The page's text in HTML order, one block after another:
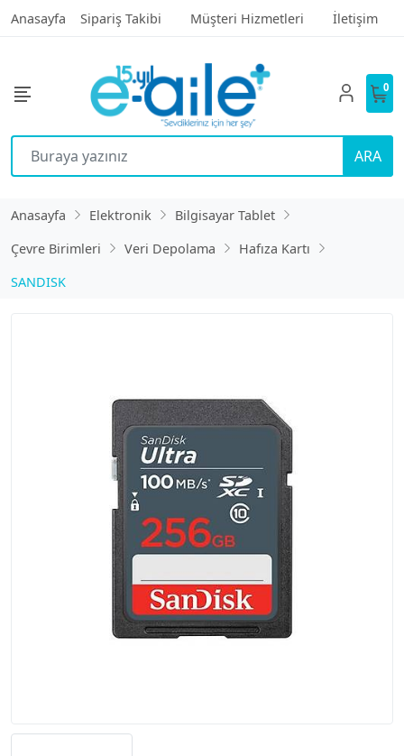
Anasayfa Sipariş Takibi Müşteri Hizmetleri İletişim
ARA
0
Anasayfa Elektronik
Bilgisayar Tablet
Çevre Birimleri
Veri Depolama
Hafıza Kartı
SANDISK